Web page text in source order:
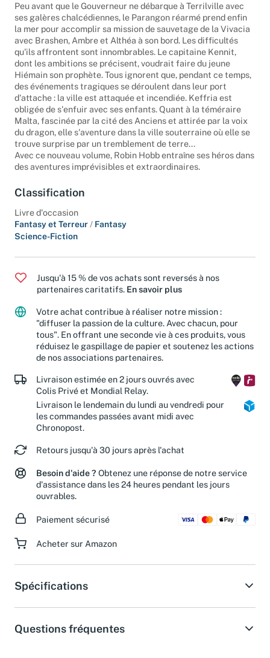
Peu avant que le Gouverneur ne débarque à Terrilville avec
ses galères chalcédiennes, le Parangon réarmé prend enfin
la mer pour accomplir sa mission de sauvetage de la Vivacia
avec Brashen, Ambre et Althéa à son bord. Les difficultés
qu'ils affrontent sont innombrables. Le capitaine Kennit,
dont les ambitions se précisent, voudrait faire du jeune
Hiémain son prophète. Tous ignorent que, pendant ce temps,
des événements tragiques se déroulent dans leur port
d'attache : la ville est attaquée et incendiée. Keffria est
obligée de s'enfuir avec ses enfants. Quant à la téméraire
Malta, fascinée par la cité des Anciens et attirée par la voix
du dragon, elle s'aventure dans la ville souterraine où elle se
trouve surprise par un tremblement de terre...
Avec ce nouveau volume, Robin Hobb entraîne ses héros dans
des aventures imprévisibles et extraordinaires.
Classification
Livre d'occasion
Fantasy et Terreur / Fantasy
Science-Fiction
Jusqu'à 15 % de vos achats sont reversés à nos
partenaires caritatifs. En savoir plus
Votre achat contribue à réaliser notre mission :
"diffuser la passion de la culture. Avec chacun, pour
tous". En offrant une seconde vie à ces produits, vous
réduisez le gaspillage de papier et soutenez les actions
de nos associations partenaires.
Livraison estimée en 2 jours ouvrés avec
Colis Privé et Mondial Relay.
Livraison le lendemain du lundi au vendredi pour
les commandes passées avant midi avec
Chronopost.
Retours jusqu'à 30 jours après l'achat
Besoin d'aide ? Obtenez une réponse de notre service
d'assistance dans les 24 heures pendant les jours
ouvrables.
Paiement sécurisé
Acheter sur Amazon
Spécifications
Questions fréquentes